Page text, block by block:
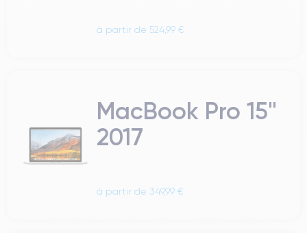
à partir de 524,99 €
MacBook Pro 15"
2017
à partir de 349,99 €